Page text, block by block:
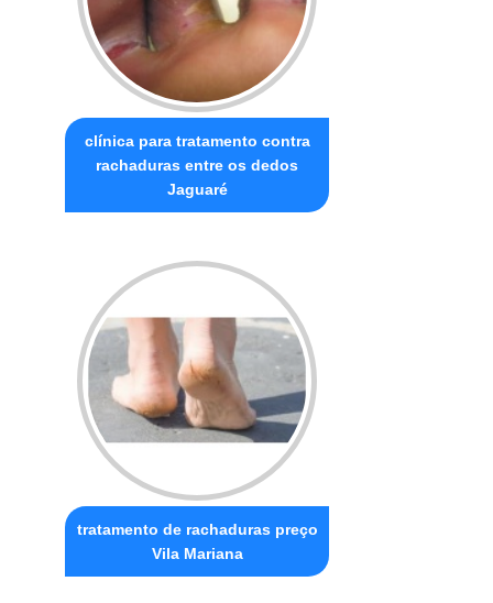
clínica para tratamento contra
rachaduras entre os dedos
Jaguaré
tratamento de rachaduras preço
Vila Mariana